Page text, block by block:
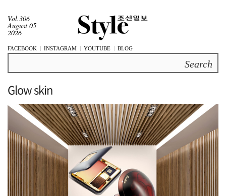
Vol.306
August 05
2026
FACEBOOK INSTAGRAM YOUTUBE BLOG
Glow skin